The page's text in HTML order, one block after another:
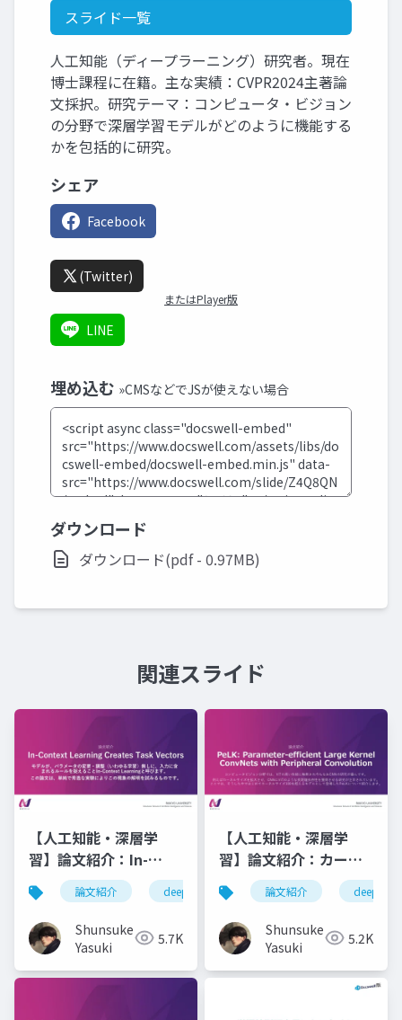
スライド一覧
人工知能（ディープラーニング）研究者。現在
博士課程に在籍。主な実績：CVPR2024主著論
文採択。研究テーマ：コンピュータ・ビジョン
の分野で深層学習モデルがどのように機能する
かを包括的に研究。
シェア
Facebook
(Twitter)
またはPlayer版
LINE
埋め込む »CMSなどでJSが使えない場合
ダウンロード
ダウンロード(pdf - 0.97MB)
関連スライド
【人工知能・深層学
習】論文紹介：In-
Context Learning
Creates Task Vectors
論文紹介 deeplearning 人工知能 深層学
Shunsuke
Yasuki
5.7K
【人工知能・深層学
習】論文紹介：カーネ
ルサイズ100を超える
CNN - PeLK
論文紹介
Shunsuke
Yasuki
5.2K